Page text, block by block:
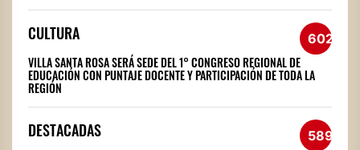
CULTURA 602
VILLA SANTA ROSA SERÁ SEDE DEL 1° CONGRESO REGIONAL DE
EDUCACIÓN CON PUNTAJE DOCENTE Y PARTICIPACIÓN DE TODA LA
REGIÓN
DESTACADAS 589